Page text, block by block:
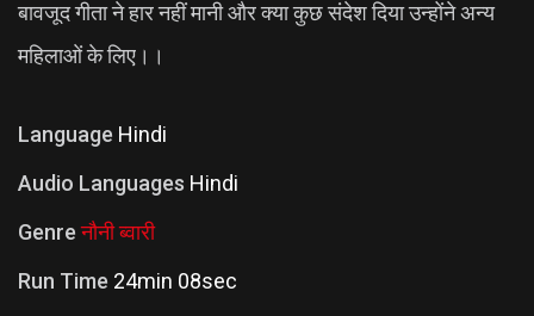
बावजूद गीता ने हार नहीं मानी और क्या कुछ संदेश दिया उन्होंने अन्य
महिलाओं के लिए।।
Language Hindi
Audio Languages Hindi
Genre नौनी ब्वारी
Run Time 24min 08sec